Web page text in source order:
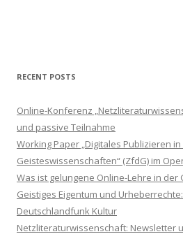
RECENT POSTS
Online-Konferenz
und passive Teilnahme
Working Paper „Digitales Publizieren
Geisteswissenschaften“ (ZfdG) im
Was ist gelungene Online-Lehre in der
Geistiges Eigentum und
Deutschlandfunk Kultur
Netzliteraturwissenschaft: Newsletter